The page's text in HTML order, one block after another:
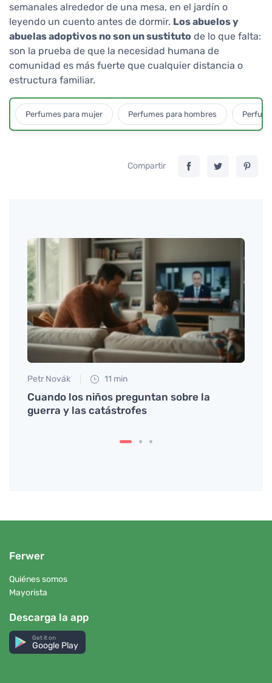
semanales alrededor de una mesa, en el jardín o
leyendo un cuento antes de dormir. Los abuelos y
abuelas adoptivos no son un sustituto de lo que falta:
son la prueba de que la necesidad humana de
comunidad es más fuerte que cualquier distancia o
estructura familiar.
Perfumes para mujer Perfumes para hombres
Compartir
Petr Novák 11 min
Cuando los niños preguntan sobre la
guerra y las catástrofes
Ferwer
Quiénes somos
Mayorista
Descarga la app
Get it on
Google Play